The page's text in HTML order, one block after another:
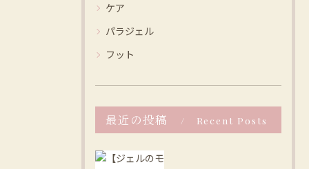
ケア
パラジェル
フット
最近の投稿 Recent Posts